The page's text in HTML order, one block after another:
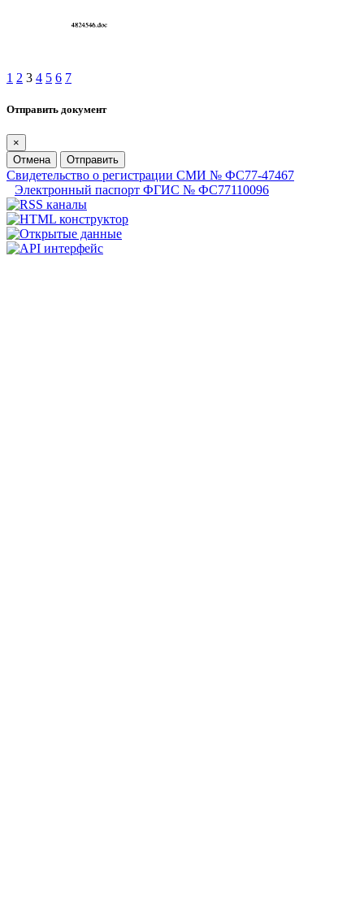
1 2 3 4 5 6 7
Отправить документ
×
Отмена
Отправить
Свидетельство о регистрации СМИ № ФС77-47467
Электронный паспорт ФГИС № ФС77110096